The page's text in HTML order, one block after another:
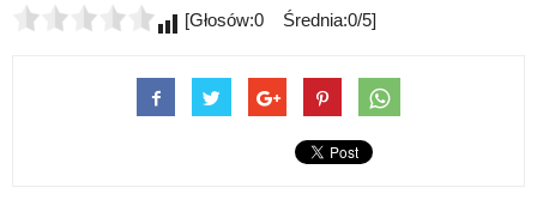
[Głosów:0 Średnia:0/5]